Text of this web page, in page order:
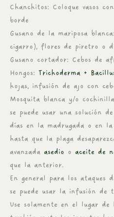
Chanchitos: Coloque vasos
borde
Gusano de la mariposa
cigarro), flores de piretro o
Gusano cortador: Cebos de
Hongos: Trichoderma +
hojas, infusión de ajo con
Mosquita blanca y/o
se puede usar una solución
días en la madrugada o en
hasta que la plaga
avanzada asedio o aceite de
que la anterior.
En general para los ataques
se puede usar la infusión de
Use solamente en el lugar